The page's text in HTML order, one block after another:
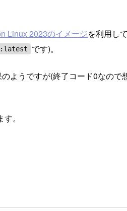
Linux 2023のイメージを利用し
です)。
ようですが(終了コード0なの
。